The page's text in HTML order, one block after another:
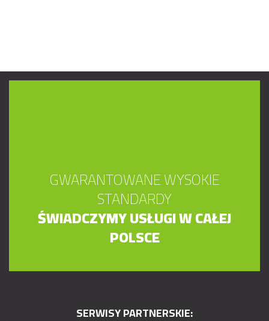
GWARANTOWANE WYSOKIE
STANDARDY
ŚWIADCZYMY USŁUGI W CAŁEJ
POLSCE
SERWISY PARTNERSKIE: